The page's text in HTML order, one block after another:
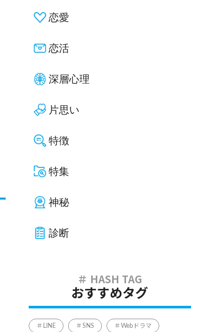
恋愛
恋活
深層心理
片思い
特徴
特集
神秘
診断
おすすめタグ
LINE SNS Webドラマ